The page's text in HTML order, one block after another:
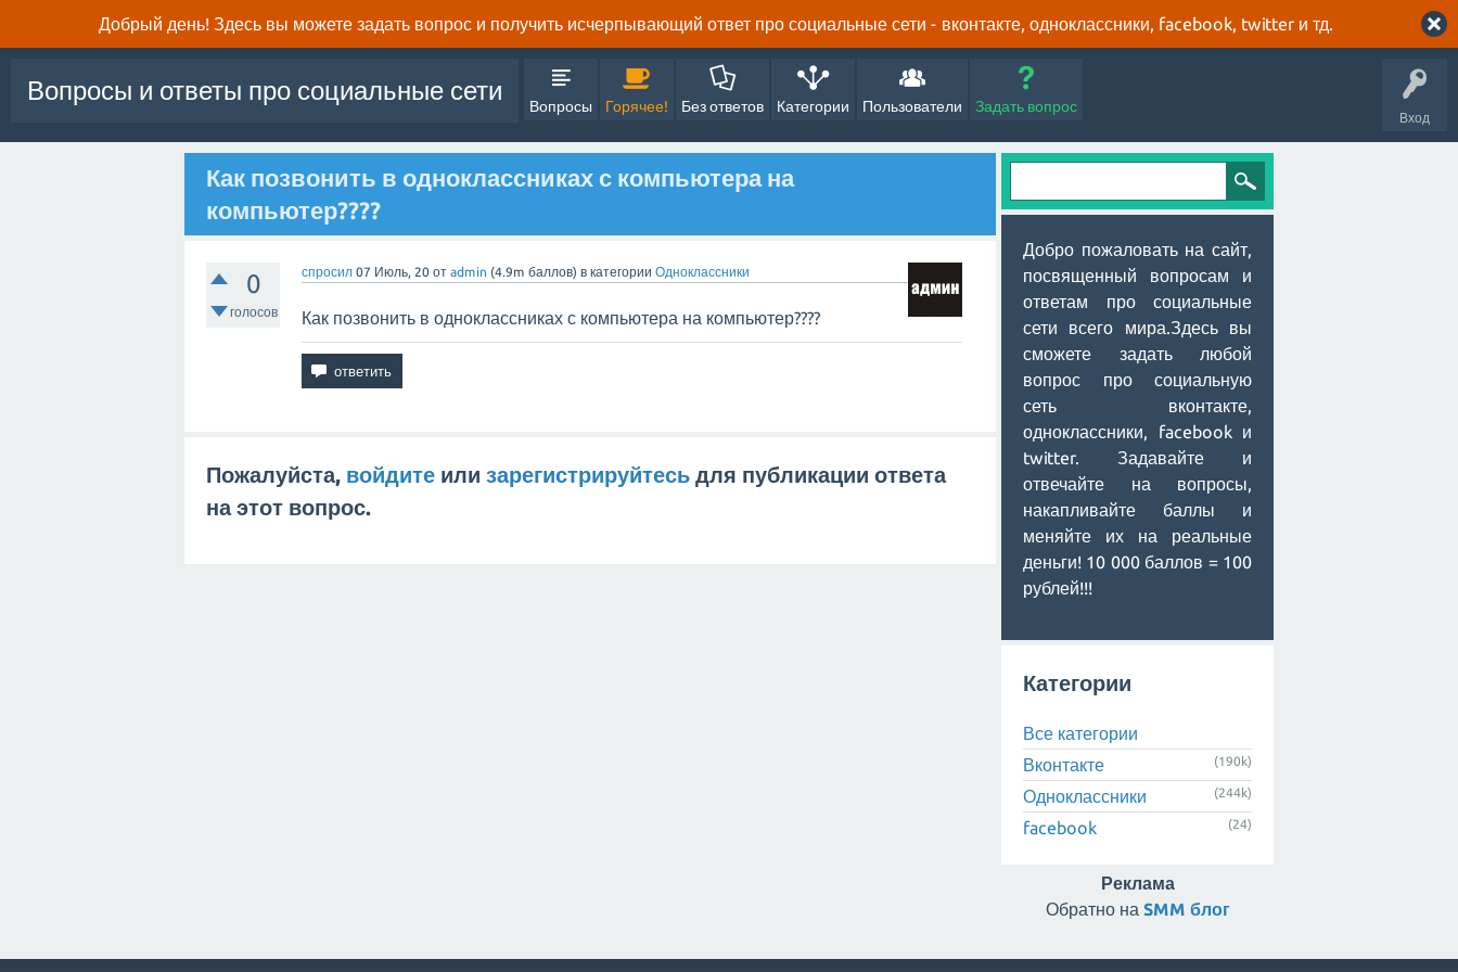
Добрый день! Здесь вы можете задать вопрос и получить исчерпывающий ответ про социальные сети - вконтакте, одноклассники, facebook, twitter и тд.
Вход
Вопросы и ответы про социальные сети
Вопросы Горячее! Без ответов Категории Пользователи Задать вопрос
Как позвонить в одноклассниках с компьютера на
компьютер????
0
голосов
спросил 07 Июль, 20 от admin (4.9m баллов) в категории Одноклассники
Как позвонить в одноклассниках с компьютера на компьютер????
Пожалуйста, войдите или зарегистрируйтесь для публикации ответа
на этот вопрос.
Добро пожаловать на сайт,
посвященный вопросам и
ответам про социальные
сети всего мира.Здесь вы
сможете задать любой
вопрос про социальную
сеть вконтакте,
одноклассники, facebook и
twitter. Задавайте и
отвечайте на вопросы,
накапливайте баллы и
меняйте их на реальные
деньги! 10 000 баллов = 100
рублей!!!
Категории
Все категории
Вконтакте
(190k)
Одноклассники (244k)
facebook (24)
Реклама
Обратно на SMM блог